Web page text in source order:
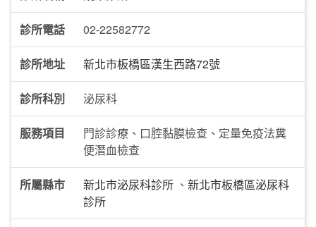
診所電話 02-22582772
診所地址 新北市板橋區漢生西路72號
診所科別 泌尿科
服務項目
門診診療、口腔黏膜檢查、定量免疫法糞
便潛血檢查
所屬縣市 新北市泌尿科診所 、 新北市板橋區泌尿科
診所